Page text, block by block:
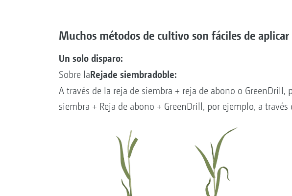
Muchos métodos de cultivo son fáciles de aplicar
Un solo disparo:
Sobre laRejade siembradoble:
A través de la reja de siembra + reja de abono o GreenDrill,
siembra + Reja de abono + GreenDrill, por ejemplo, a través